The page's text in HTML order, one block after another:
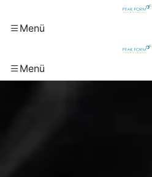
Menü
Menü